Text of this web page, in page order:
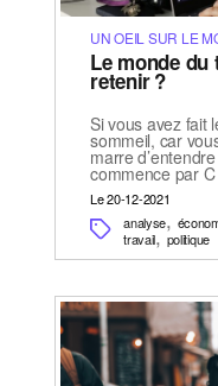
UN OEIL SUR LE
Le monde
retenir ?
Si vous avez fait
sommeil, car
marre
commence par
Le 20-12-2021
analyse,
travail,politique